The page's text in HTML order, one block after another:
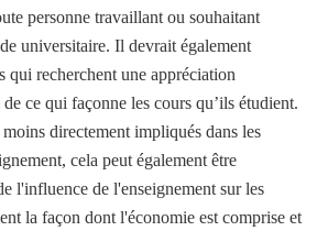
personne travaillant ou souhaitant
universitaire. Il devrait également
qui recherchent une appréciation
ce qui façonne les cours qu’ils étudient.
directement impliqués dans les
cela peut également être
l'influence de l'enseignement sur les
la façon dont l'économie est comprise et